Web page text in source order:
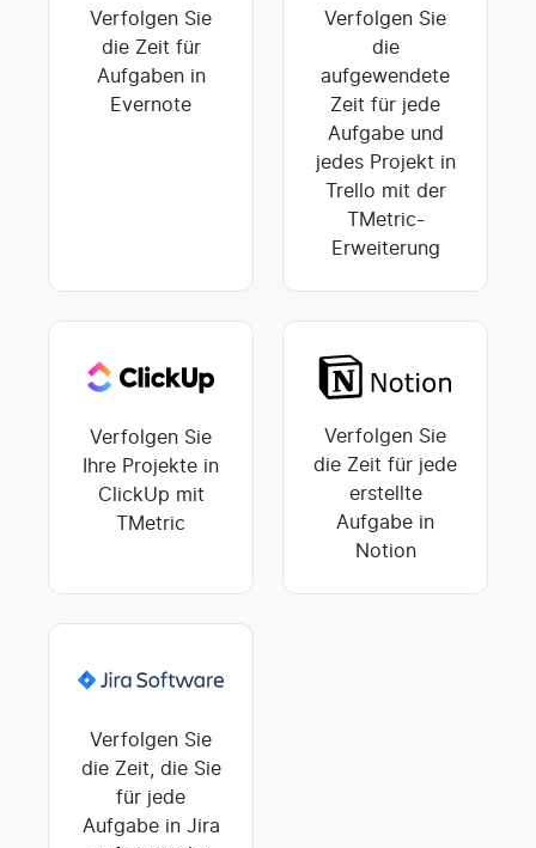
Verfolgen Sie
die Zeit für
Aufgaben in
Evernote
Verfolgen Sie
die
aufgewendete
Zeit für jede
Aufgabe und
jedes Projekt in
Trello mit der
TMetric-
Erweiterung
Verfolgen Sie
Ihre Projekte in
ClickUp mit
TMetric
Verfolgen Sie
die Zeit für jede
erstellte
Aufgabe in
Notion
Verfolgen Sie
die Zeit, die Sie
für jede
Aufgabe in Jira